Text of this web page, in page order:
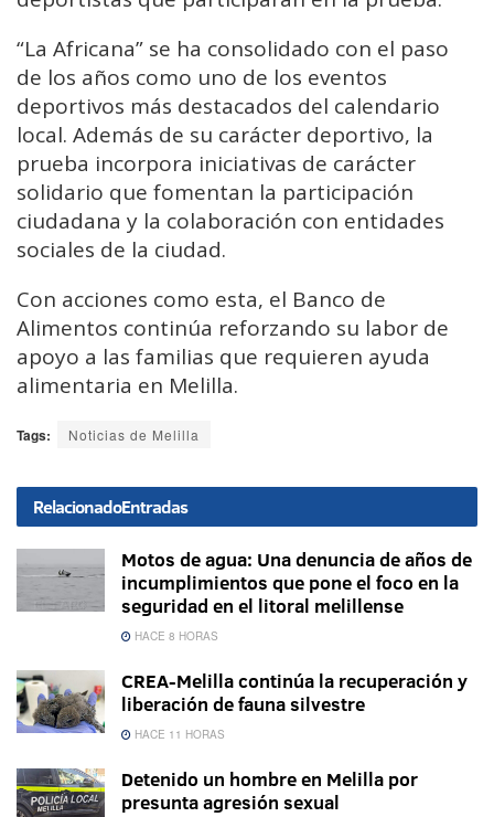
“La Africana” se ha consolidado con el paso
de los años como uno de los eventos
deportivos más destacados del calendario
local. Además de su carácter deportivo, la
prueba incorpora iniciativas de carácter
solidario que fomentan la participación
ciudadana y la colaboración con entidades
sociales de la ciudad.
Con acciones como esta, el Banco de
Alimentos continúa reforzando su labor de
apoyo a las familias que requieren ayuda
alimentaria en Melilla.
Tags: Noticias de Melilla
RelacionadoEntradas
Motos de agua: Una denuncia de años de
incumplimientos que pone el foco en la
seguridad en el litoral melillense
HACE 8 HORAS
CREA-Melilla continúa la recuperación y
liberación de fauna silvestre
HACE 11 HORAS
Detenido un hombre en Melilla por
presunta agresión sexual